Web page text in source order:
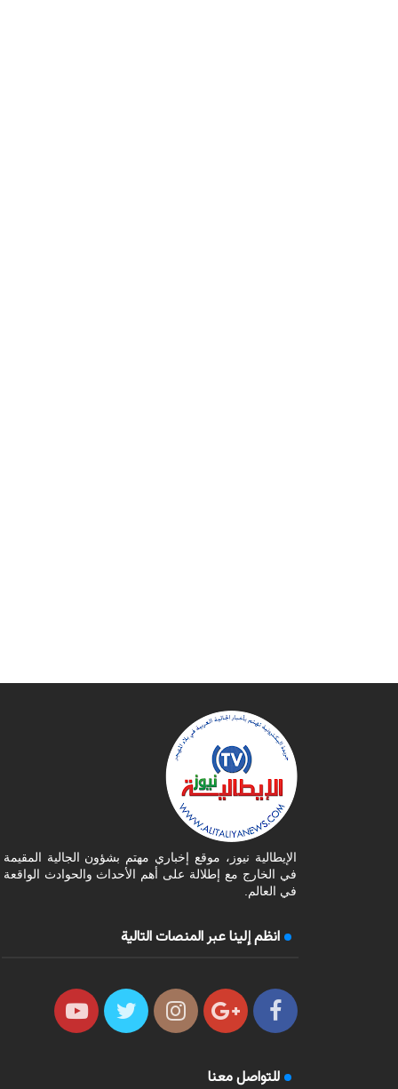
الإيطالية نيوز، موقع إخباري مهتم بشؤون الجالية المقيمة
في الخارج مع إطلالة على أهم الأحداث والحوادث الواقعة
في العالم.
انظم إلينا عبر المنصات التالية
للتواصل معنا